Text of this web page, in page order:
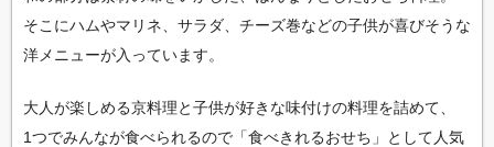
そこにハムやマリネ、サラダ、チーズ巻などの子供が喜びそうな
洋メニューが入っています。
大人が楽しめる京料理と子供が好きな味付けの料理を詰めて、
1つでみんなが食べられるので「食べきれるおせち」として人気